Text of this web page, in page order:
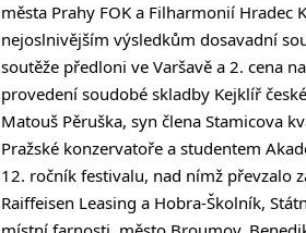
města Prahy FOK a Filharmonií Hradec
nejoslnivějším výsledkům dosavadní
soutěže předloni ve Varšavě a 2. cena
provedení soudobé skladby Kejklíř
Matouš Pěruška, syn člena Stamicova
Pražské konzervatoře a studentem
12. ročník festivalu, nad nímž převzalo
Raiffeisen Leasing a Hobra-Školník,